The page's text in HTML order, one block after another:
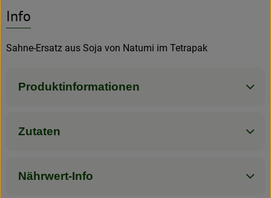
Info
Sahne-Ersatz aus Soja von Natumi im Tetrapak
Produktinformationen
Zutaten
Nährwert-Info